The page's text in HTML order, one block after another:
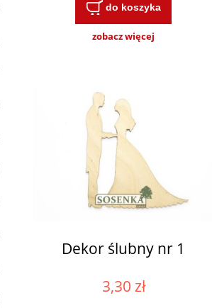
do koszyka
zobacz więcej
Dekor ślubny nr 1
3,30 zł